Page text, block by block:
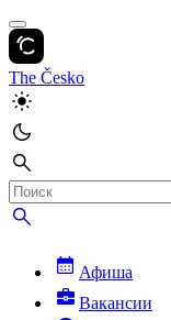
The Česko
Афиша
Вакансии